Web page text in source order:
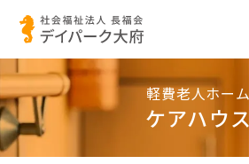
軽費老人ホーム
ケアハウス